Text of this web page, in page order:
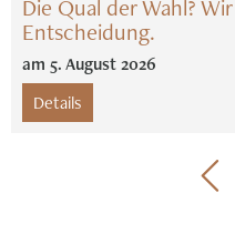
Die Qual der Wahl?
Entscheidung.
am 5.August2026
Details